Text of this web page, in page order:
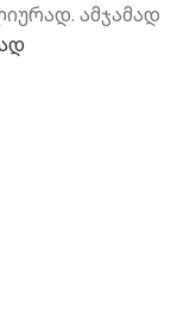
ამჯამად